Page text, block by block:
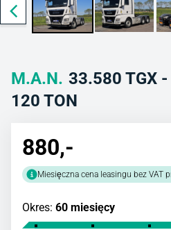
M.A.N. 33.580 TGX
120 TON
880,-
Miesięczna cena leasingu bez VAT
Okres: 60 miesięcy